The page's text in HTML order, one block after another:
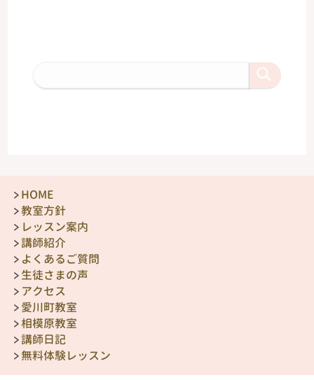
HOME
教室方針
レッスン案内
講師紹介
よくあるご質問
生徒さまの声
アクセス
愛川町教室
相模原教室
講師日記
無料体験レッスン